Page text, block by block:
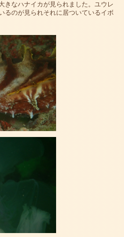
きなハナイカが見られました。ユウレ
るのが見られそれに居ついているイボ